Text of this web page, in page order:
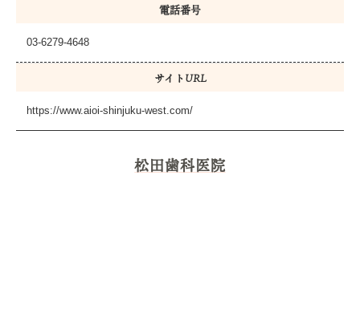
電話番号
03-6279-4648
サイトURL
https://www.aioi-shinjuku-west.com/
松田歯科医院